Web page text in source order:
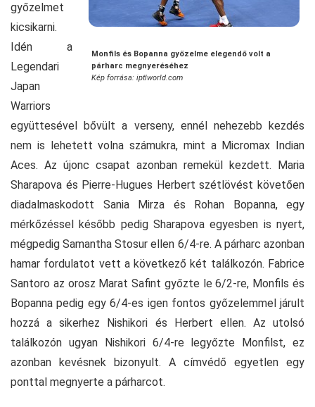
Monfils és Bopanna győzelme elegendő volt a
párharc megnyeréséhez
Kép forrása: iptlworld.com
győzelmet
kicsikarni.
Idén a
Legendari
Japan
Warriors
együttesével bővült a verseny, ennél nehezebb kezdés
nem is lehetett volna számukra, mint a Micromax Indian
Aces. Az újonc csapat azonban remekül kezdett. Maria
Sharapova és Pierre-Hugues Herbert szétlövést követően
diadalmaskodott Sania Mirza és Rohan Bopanna, egy
mérkőzéssel később pedig Sharapova egyesben is nyert,
mégpedig Samantha Stosur ellen 6/4-re. A párharc azonban
hamar fordulatot vett a következő két találkozón. Fabrice
Santoro az orosz Marat Safint győzte le 6/2-re, Monfils és
Bopanna pedig egy 6/4-es igen fontos győzelemmel járult
hozzá a sikerhez Nishikori és Herbert ellen. Az utolsó
találkozón ugyan Nishikori 6/4-re legyőzte Monfilst, ez
azonban kevésnek bizonyult. A címvédő egyetlen egy
ponttal megnyerte a párharcot.